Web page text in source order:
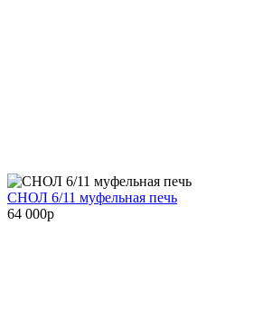
СНОЛ 6/11 муфельная печь
64 000p